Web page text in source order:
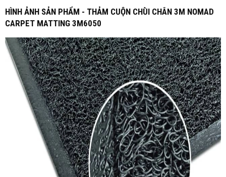
HÌNH ẢNH SẢN PHẨM - THẢM CUỘN CHÙI CHÂN 3M NOMAD
CARPET MATTING 3M6050